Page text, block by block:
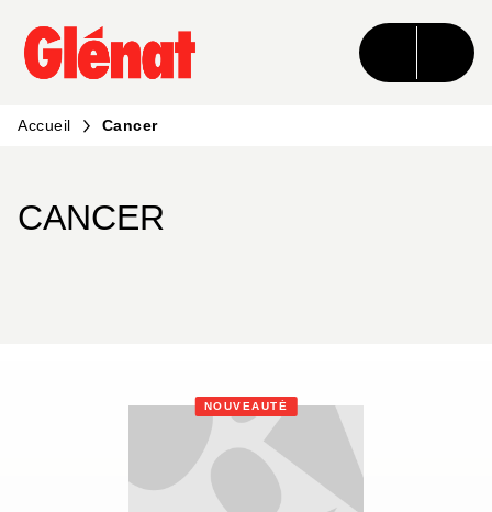
MENU RECHERCHE CONTENU
PIED DE PAGE
Accueil Cancer
CANCER
NOUVEAUTÉ